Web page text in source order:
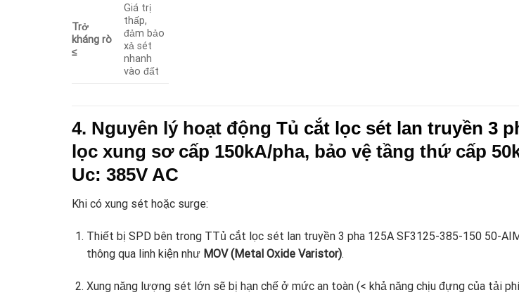
Trở
kháng rò
≤
Giá trị
thấp,
đảm bảo
xả sét
nhanh
vào đất
4. Nguyên lý hoạt động Tủ cắt lọc sét lan truyền 3
lọc xung sơ cấp 150kA/pha, bảo vệ tầng thứ cấp
Uc: 385V AC
Khi có xung sét hoặc surge:
Thiết bị SPD bên trong TTủ cắt lọc sét lan truyền 3 pha 125A SF3125-385-150 50-
thông qua linh kiện như MOV (Metal Oxide Varistor).
Xung năng lượng sét lớn sẽ bị hạn chế ở mức an toàn (< khả năng chịu đựng của tải